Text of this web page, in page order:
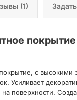
(1)
покрытие
с высокими
Усиливает
на поверхности.